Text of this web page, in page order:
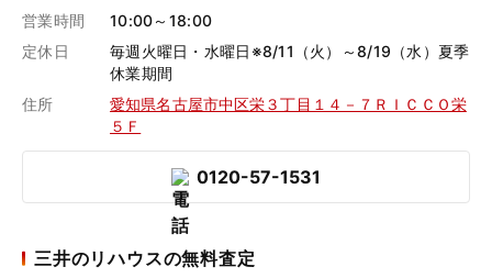
営業時間
10:00～18:00
定休日
毎週火曜日・水曜日※8/11（火）～8/19（水）夏季
休業期間
住所
愛知県名古屋市中区栄３丁目１４－７ＲＩＣＣＯ栄
５Ｆ
0120-57-1531
三井のリハウスの無料査定